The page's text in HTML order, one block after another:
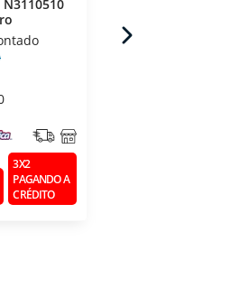
3X2
PAGANDO A
CRÉDITO
Precio de contado